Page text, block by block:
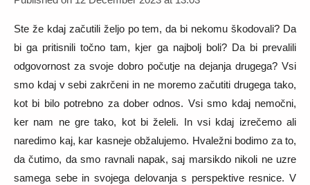
Ste že kdaj začutili željo po tem, da bi nekomu škodovali? Da
bi ga pritisnili točno tam, kjer ga najbolj boli? Da bi prevalili
odgovornost za svoje dobro počutje na dejanja drugega? Vsi
smo kdaj v sebi zakrčeni in ne moremo začutiti drugega tako,
kot bi bilo potrebno za dober odnos. Vsi smo kdaj nemočni,
ker nam ne gre tako, kot bi želeli. In vsi kdaj izrečemo ali
naredimo kaj, kar kasneje obžalujemo. Hvaležni bodimo za to,
da čutimo, da smo ravnali napak, saj marsikdo nikoli ne uzre
samega sebe in svojega delovanja s perspektive resnice. V